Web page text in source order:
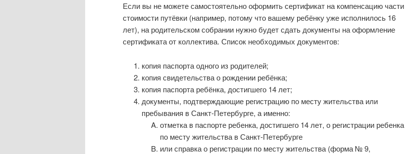
Если вы не можете самостоятельно оформить сертификат на компенсацию части
стоимости путёвки (например, потому что вашему ребёнку уже исполнилось 16
лет), на родительском собрании нужно будет сдать документы на оформление
сертификата от коллектива. Список необходимых документов:
копия паспорта одного из родителей;
копия свидетельства о рождении ребёнка;
копия паспорта ребёнка, достигшего 14 лет;
документы, подтверждающие регистрацию по месту жительства или
пребывания в Санкт-Петербурге, а именно:
отметка в паспорте ребенка, достигшего 14 лет, о регистрации ребенка
по месту жительства в Санкт-Петербурге
или справка о регистрации по месту жительства (форма № 9,